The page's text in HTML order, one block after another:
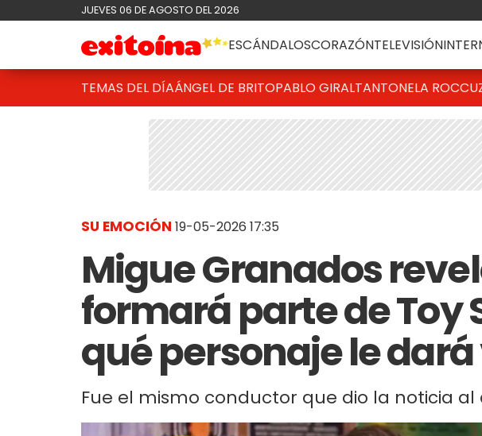
JUEVES 06 DE AGOSTO DEL 2026
ESCÁNDALOSCORAZÓNTELEVISIÓN
TEMAS DEL DÍAÁNGEL DE BRITOPABLO GIRALTANTONELA
SU EMOCIÓN 19-05-2026 17:35
Migue Granados
formará parte de Toy
qué personaje le dará
Fue el mismo conductor que dio la noticia al